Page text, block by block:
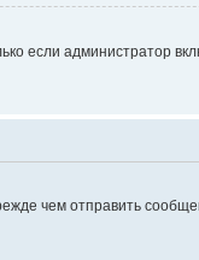
если администратор
чем отправить